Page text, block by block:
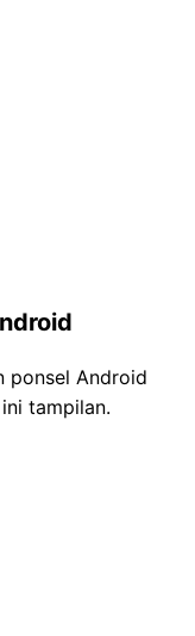
ponsel Android
tampilan.